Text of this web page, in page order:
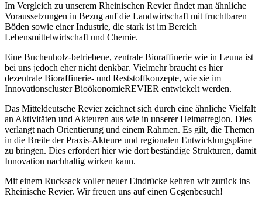
Im Vergleich zu unserem Rheinischen Revier findet man ähnliche
Voraussetzungen in Bezug auf die Landwirtschaft mit fruchtbaren
Böden sowie einer Industrie, die stark ist im Bereich
Lebensmittelwirtschaft und Chemie.
Eine Buchenholz-betriebene, zentrale Bioraffinerie wie in Leuna ist
bei uns jedoch eher nicht denkbar. Vielmehr braucht es hier
dezentrale Bioraffinerie- und Reststoffkonzepte, wie sie im
Innovationscluster BioökonomieREVIER entwickelt werden.
Das Mitteldeutsche Revier zeichnet sich durch eine ähnliche Vielfalt
an Aktivitäten und Akteuren aus wie in unserer Heimatregion. Dies
verlangt nach Orientierung und einem Rahmen. Es gilt, die Themen
in die Breite der Praxis-Akteure und regionalen Entwicklungspläne
zu bringen. Dies erfordert hier wie dort beständige Strukturen, damit
Innovation nachhaltig wirken kann.
Mit einem Rucksack voller neuer Eindrücke kehren wir zurück ins
Rheinische Revier. Wir freuen uns auf einen Gegenbesuch!